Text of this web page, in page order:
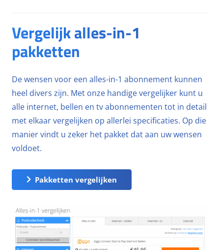
Vergelijk alles-in-1
pakketten
De wensen voor een alles-in-1 abonnement kunnen
heel divers zijn. Met onze handige vergelijker kunt u
alle internet, bellen en tv abonnementen tot in detail
met elkaar vergelijken op allerlei specificaties. Op die
manier vindt u zeker het pakket dat aan uw wensen
voldoet.
Pakketten vergelijken